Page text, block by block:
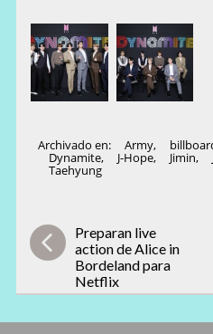
Archivado en: Army,
Dynamite, J-Hope, Jimin,
Taehyung
Preparan live
action de Alice in
Bordeland para
Netflix